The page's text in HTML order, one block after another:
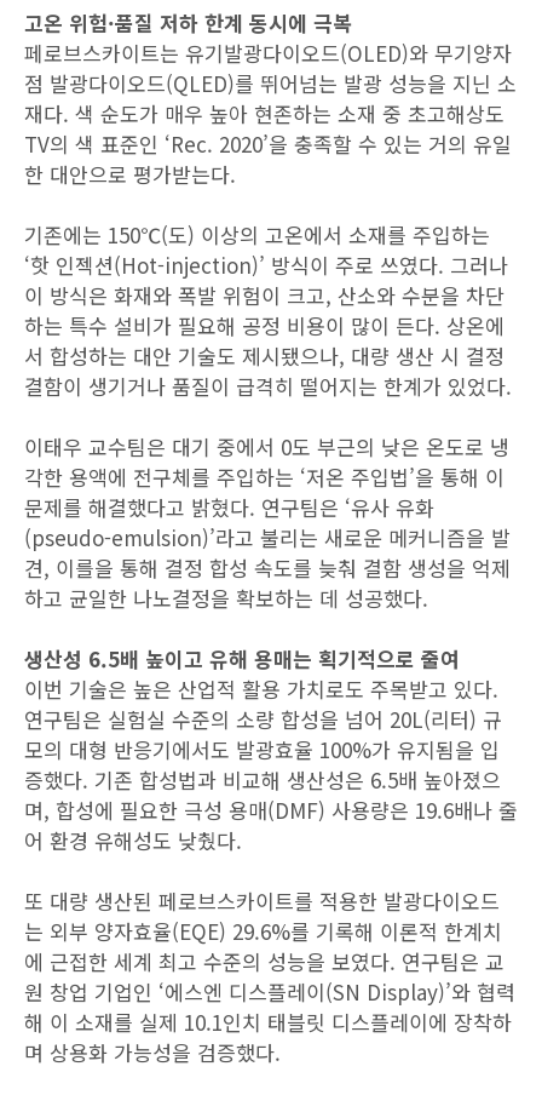
고온 위험·품질 저하 한계 동시에 극복
페로브스카이트는 유기발광다이오드(OLED)와 무기양자
점 발광다이오드(QLED)를 뛰어넘는 발광 성능을 지닌 소
재다. 색 순도가 매우 높아 현존하는 소재 중 초고해상도
TV의 색 표준인 ‘Rec. 2020’을 충족할 수 있는 거의 유일
한 대안으로 평가받는다.
기존에는 150℃(도) 이상의 고온에서 소재를 주입하는
‘핫 인젝션(Hot-injection)’ 방식이 주로 쓰였다. 그러나
이 방식은 화재와 폭발 위험이 크고, 산소와 수분을 차단
하는 특수 설비가 필요해 공정 비용이 많이 든다. 상온에
서 합성하는 대안 기술도 제시됐으나, 대량 생산 시 결정
결함이 생기거나 품질이 급격히 떨어지는 한계가 있었다.
이태우 교수팀은 대기 중에서 0도 부근의 낮은 온도로 냉
각한 용액에 전구체를 주입하는 ‘저온 주입법’을 통해 이
문제를 해결했다고 밝혔다. 연구팀은 ‘유사 유화
(pseudo-emulsion)’라고 불리는 새로운 메커니즘을 발
견, 이를을 통해 결정 합성 속도를 늦춰 결함 생성을 억제
하고 균일한 나노결정을 확보하는 데 성공했다.
생산성 6.5배 높이고 유해 용매는 획기적으로 줄여
이번 기술은 높은 산업적 활용 가치로도 주목받고 있다.
연구팀은 실험실 수준의 소량 합성을 넘어 20L(리터) 규
모의 대형 반응기에서도 발광효율 100%가 유지됨을 입
증했다. 기존 합성법과 비교해 생산성은 6.5배 높아졌으
며, 합성에 필요한 극성 용매(DMF) 사용량은 19.6배나 줄
어 환경 유해성도 낮췄다.
또 대량 생산된 페로브스카이트를 적용한 발광다이오드
는 외부 양자효율(EQE) 29.6%를 기록해 이론적 한계치
에 근접한 세계 최고 수준의 성능을 보였다. 연구팀은 교
원 창업 기업인 ‘에스엔 디스플레이(SN Display)’와 협력
해 이 소재를 실제 10.1인치 태블릿 디스플레이에 장착하
며 상용화 가능성을 검증했다.